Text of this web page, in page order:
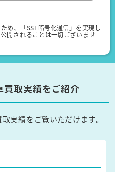
め、「SSL暗号化通信」を実現し
開されることは一切ございませ
買取実績をご紹介
実績をご覧いただけます。